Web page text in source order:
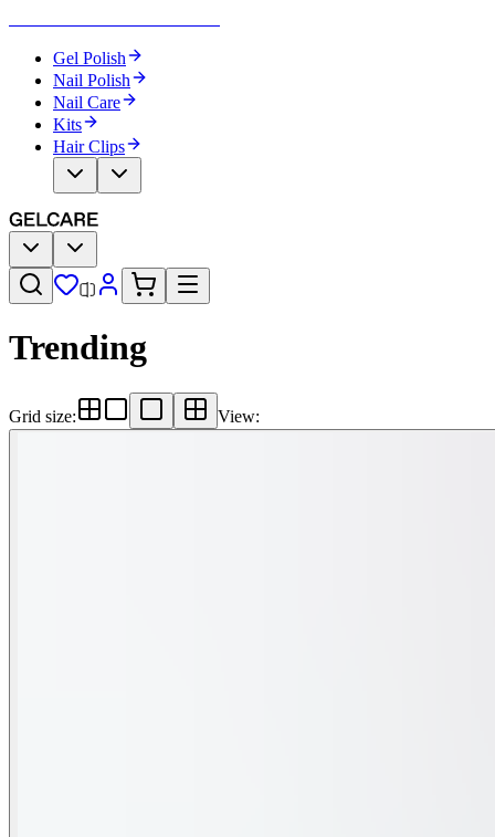
Gel Polish
Nail Polish
Nail Care
Kits
Hair Clips
Trending​​​​‌ ‍ ​‍​‍‌‍ ‌ ​‍‌‍‍‌‌‍‌ ‌‍‍‌‌‍ ‍​‍​‍​ ‍‍​‍​‍‌ ​ ‌‍​‌‌‍ ‍‌‍‍‌‌ ‌​‌ ‍‌​‍ ‍‌‍‍‌‌‍ ​‍​‍​‍ ​​‍​‍‌‍‍​‌ ​‍‌‍‌‌‌‍‌‍​‍​‍​ ‍‍​‍​‍‌‍‍​‌ ‌​‌ ‌​‌ ​​‌ ​ ​ ‍‍​‍ ​‍ ‌‍‌ ‌‍‌‌‌‍ ​‌‍​ ‌‍​‌‌ ​‍‌‍‌‌​‍ ‍‌ ​ ‌‍​‌‌‍ ‍‌‍‍‌‌ ‌​‌ ‍‌​‍ ‍‌ ​ ‌ ‌​‌ ‌‌‌‍‌​‌‍‍‌‌‍ ​‍ ‌‍‍‌‌‍ ‍‌ ‌​‌‍‌‌‌‍ ‍‌ ‌​​‍ ‌‍‌‌‌‍‌​‌‍‍‌‌ ‌​​‍ ‌‍ ‌‌‍ ‌‍‌​‌‍‌‌​ ‌‌ ​​‌ ​‍‌‍‌‌‌ ​ ‌‍‌‌‌‍ ‍‌ ‌​‌‍​‌‌ ‌​‌‍‍‌‌‍ ‌‍ ‍​ ‍ ‌‍‍‌‌‍‌​​ ‌‌ ​ ‌‍‍​‌‍ ‌ ​​‌‍‍‌‌‍‌‍‌ ‍‌‌​​ ‌‍ ‌‍ ​‌‍ ​‌‍‌‌‌‍​ ‌ ‌​‌‍‍‌‌‍ ‌‍ ‍​‍ ‌​ ‌​​ ‌ ​ ​ ​ ​‍​ ​‍​ ​ ​ ​ ​ ​ ​ ​‍​ ​‌​ ​ ​ ​ ​ ‍ ‌ ‌​‌ ‍‌‌ ​​‌‍‌‌​ ‌‌‍​ ‌‍ ‌‍ ​‌‍ ​‌‍‌‌‌‍​ ‌ ‌​‌‍‍‌‌‍ ‌‍ ‍​ ‍ ‌ ​​‌‍​‌‌ ‌​‌‍‍​​ ‌‌‍‍​‌‍‌‌‌ ​‍‌‍ ​‍ ‍‌ ‌​‌‍‍‌‌ ‌​‌‍ ​‌‍‌‌​‍‌‌​ ‌‌‌​​‍‌‌ ‌‍‍ ‌‍‌‌‌ ‍‌​‍‌‌​ ​ ‌​‌​​‍‌‌​ ​ ‌​‌​​‍‌‌​ ​‍​ ​‍‌‍‌‌‌‍ ‍​‍‌‌​ ​‍​ ​‍​‍‌‌​ ‌‌‌​‌​​‍ ‍‌ ‌‍‌‍​‌‌‍ ​‌ ‌‌‌‍‌‌​ ‌‍​‍‌‍​‌‌ ​ ‌‍‌‌‌‌‌‌‌ ​‍‌‍ ​​ ‌‌‍‍​‌ ‌​‌ ‌​‌ ​​‌ ​ ​‍‌‌​ ​ ‌​​‌​‍‌‌​ ​‍‌​‌‍​‍‌‌​ ​‍‌​‌‍‌‍‌ ‌‍‌‌‌‍ ​‌‍​ ‌‍​‌‌ ​‍‌‍‌‌​‍ ‍‌ ​ ‌‍​‌‌‍ ‍‌‍‍‌‌ ‌​‌ ‍‌​‍ ‍‌ ​ ‌ ‌​‌ ‌‌‌‍‌​‌‍‍‌‌‍ ​‍‌‍‌‍‍‌‌‍‌​​ ‌‌ ​ ‌‍‍​‌‍ ‌ ​​‌‍‍‌‌‍‌‍‌ ‍‌‌​​ ‌‍ ‌‍ ​‌‍ ​‌‍‌‌‌‍​ ‌ ‌​‌‍‍‌‌‍ ‌‍ ‍​‍ ‌​ ‌​​ ‌ ​ ​ ​ ​‍​ ​‍​ ​ ​ ​ ​ ​ ​ ​‍​ ​‌​ ​ ​ ​ ​‍‌‍‌ ‌​‌ ‍‌‌ ​​‌‍‌‌​ ‌‌‍​ ‌‍ ‌‍ ​‌‍ ​‌‍‌‌‌‍​ ‌ ‌​‌‍‍‌‌‍ ‌‍ ‍​‍‌‍‌ ​​‌‍​‌‌ ‌​‌‍‍​​ ‌‌‍‍​‌‍‌‌‌ ​‍‌‍ ​‍ ‍‌ ‌​‌‍‍‌‌ ‌​‌‍ ​‌‍‌‌​‍‌‌​ ‌‌‌​​‍‌‌ ‌‍‍ ‌‍‌‌‌ ‍‌​‍‌‌​ ​ ‌​‌​​‍‌‌​ ​ ‌​‌​​‍‌‌​ ​‍​ ​‍‌‍‌‌‌‍ ‍​‍‌‌​ ​‍​ ​‍​‍‌‌​ ‌‌‌​‌​​‍ ‍‌ ‌‍‌‍​‌‌‍ ​‌ ‌‌‌‍‌‌​‍​‍‌ ‌
Grid size: View: